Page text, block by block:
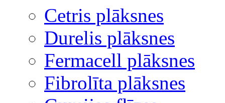
Cetris plāksnes
Durelis plāksnes
Fermacell plāksnes
Fibrolīta plāksnes